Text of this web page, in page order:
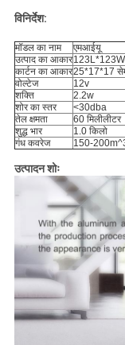
विनिर्देश:
मॉडल का नाम
एमआईयू
उत्पाद का आकार
कार्टन का आकार25*17*17
वोल्टेज
12v
शक्ति
2.2w
शोर का स्तर
<30dba
तेल क्षमता
60 मिलीलीटर
शुद्ध भार
1.0 किलो
गंध कवरेज
150-
उत्पादन शोः